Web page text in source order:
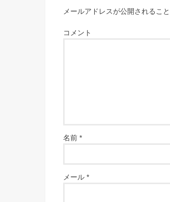
メールアドレスが公開されること
コメント
名前 *
メール *